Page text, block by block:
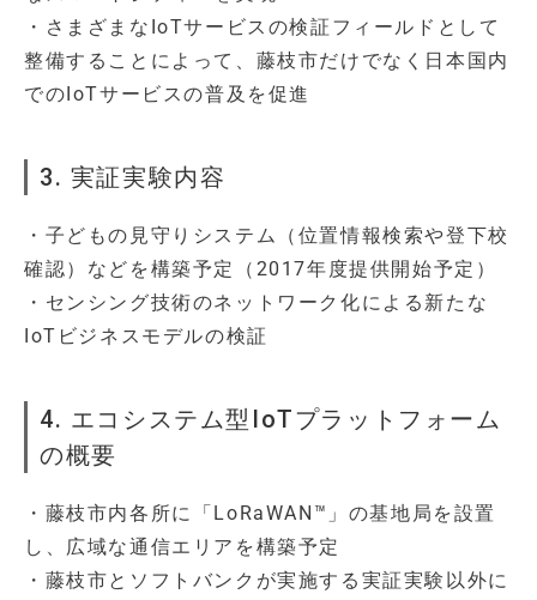
・さまざまなIoTサービスの検証フィールドとして
整備することによって、藤枝市だけでなく日本国内
でのIoTサービスの普及を促進
3. 実証実験内容
・子どもの見守りシステム（位置情報検索や登下校
確認）などを構築予定（2017年度提供開始予定）
・センシング技術のネットワーク化による新たな
IoTビジネスモデルの検証
4. エコシステム型IoTプラットフォーム
の概要
・藤枝市内各所に「LoRaWAN™」の基地局を設置
し、広域な通信エリアを構築予定
・藤枝市とソフトバンクが実施する実証実験以外に